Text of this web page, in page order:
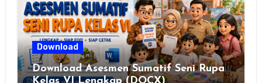
Download
Download Asesmen Sumatif Seni Rupa